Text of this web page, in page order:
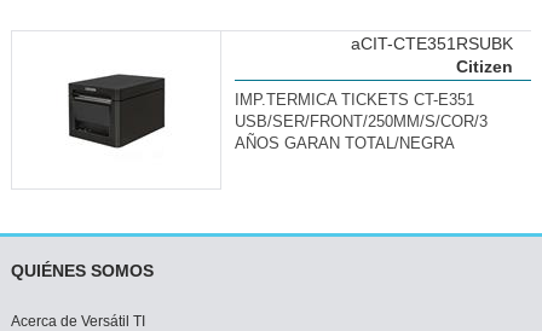
Citizen
aCIT-CTE351RSUBK
IMP.TERMICA TICKETS CT-E351
USB/SER/FRONT/250MM/S/COR/3
AÑOS GARAN TOTAL/NEGRA
QUIÉNES SOMOS
Acerca de Versátil TI